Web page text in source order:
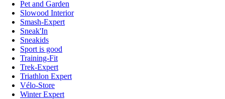
Pet and Garden
Slowood Interior
Smash-Expert
Sneak'In
Sneakids
Sport is good
Training-Fit
Trek-Expert
Triathlon Expert
Vélo-Store
Winter Expert